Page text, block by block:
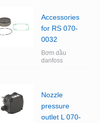
Accessories
for RS 070-
0032
Bơm dầu
danfoss
Nozzle
pressure
outlet L 070-